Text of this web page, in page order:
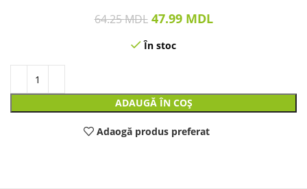
64.25MDL 47.99 MDL
În stoc
ADAUGĂ ÎN COȘ
Adaogă produs preferat